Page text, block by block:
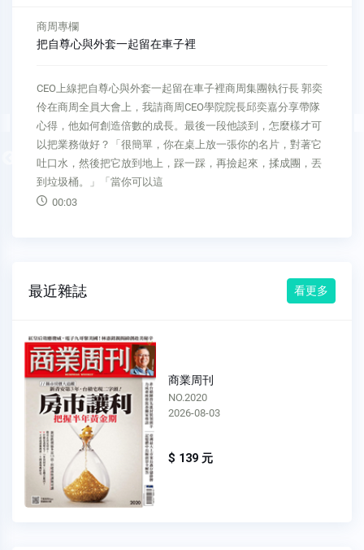
Previous
商周專欄
早上七點上班晚上九點下班
商場自慢塾早上七點上班晚上九點下班城邦媒體集團首席執行
長 何飛鵬一個年輕創業家來看我，談起他最近的工作狀況，他
表示他最近輕鬆很多，因為他找到一個非常當責的執行長，每
天早上七點上班，每天晚上九點下班，有了這樣的執行長，他
就可以思考策略及公司的未來規畫了。這位執行長有長期在大
陸工作的經驗，在一家知名連鎖
00:09
最近雜誌 看更多
商業周刊
NO.2019
2026-07-27
$ 139 元